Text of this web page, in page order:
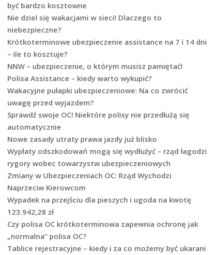
być bardzo kosztowne
Nie dziel się wakacjami w sieci! Dlaczego to
niebezpieczne?
Krótkoterminowe ubezpieczenie assistance na 7 i 14 dni
– ile to kosztuje?
NNW – ubezpieczenie, o którym musisz pamiętać!
Polisa Assistance – kiedy warto wykupić?
Wakacyjne pułapki ubezpieczeniowe: Na co zwrócić
uwagę przed wyjazdem?
Sprawdź swoje OC! Niektóre polisy nie przedłużą się
automatycznie
Nowe zasady utraty prawa jazdy już blisko
Wypłaty odszkodowań mogą się wydłużyć – rząd łagodzi
rygory wobec towarzystw ubezpieczeniowych
Zmiany w Ubezpieczeniach OC: Rząd Wychodzi
Naprzeciw Kierowcom
Wypadek na przejściu dla pieszych i ugoda na kwotę
123.942,28 zł
Czy polisa OC krótkoterminowa zapewnia ochronę jak
„normalna” polisa OC?
Tablice rejestracyjne – kiedy i za co możemy być ukarani